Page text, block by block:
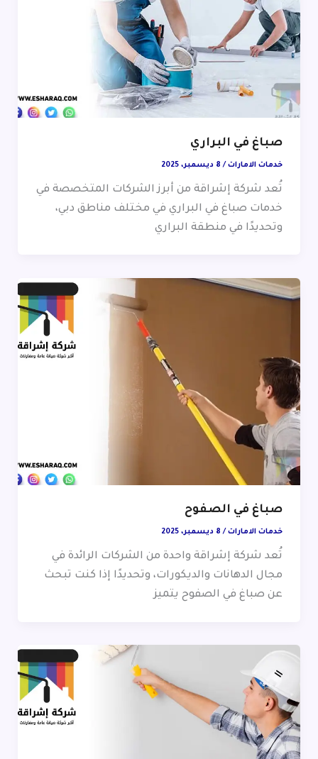
صباغ في البراري
خدمات الامارات/ 8 ديسمبر، 2025
تُعد شركة إشراقة من أبرز الشركات المتخصصة في
خدمات صباغ في البراري في مختلف مناطق دبي،
وتحديدًا في منطقة البراري
صباغ في الصفوح
خدمات الامارات/ 8 ديسمبر، 2025
تُعد شركة إشراقة واحدة من الشركات الرائدة في
مجال الدهانات والديكورات، وتحديدًا إذا كنت تبحث
عن صباغ في الصفوح يتميز